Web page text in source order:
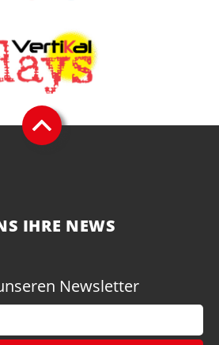
IHRE NEWS
Newsletter